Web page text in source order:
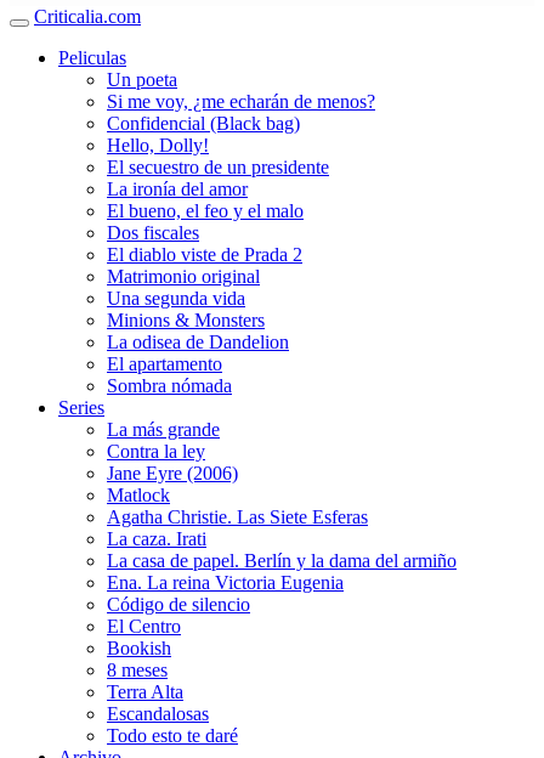
Criticalia.com
Peliculas
Un poeta
Si me voy, ¿me echarán de menos?
Confidencial (Black bag)
Hello, Dolly!
El secuestro de un presidente
La ironía del amor
El bueno, el feo y el malo
Dos fiscales
El diablo viste de Prada 2
Matrimonio original
Una segunda vida
Minions & Monsters
La odisea de Dandelion
El apartamento
Sombra nómada
Series
La más grande
Contra la ley
Jane Eyre (2006)
Matlock
Agatha Christie. Las Siete Esferas
La caza. Irati
La casa de papel. Berlín y la dama del armiño
Ena. La reina Victoria Eugenia
Código de silencio
El Centro
Bookish
8 meses
Terra Alta
Escandalosas
Todo esto te daré